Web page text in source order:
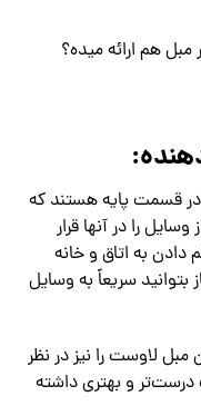
هم ارائه میده؟
قسمت پایه هستند که
را در آنها قرار
به اتاق و خانه
بتوانید سریعاً به وسایل
مبل لاوست را نیز در نظر
درست‌تر و بهتری داشته